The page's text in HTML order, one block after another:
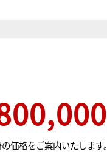
価格をご案内いたします。